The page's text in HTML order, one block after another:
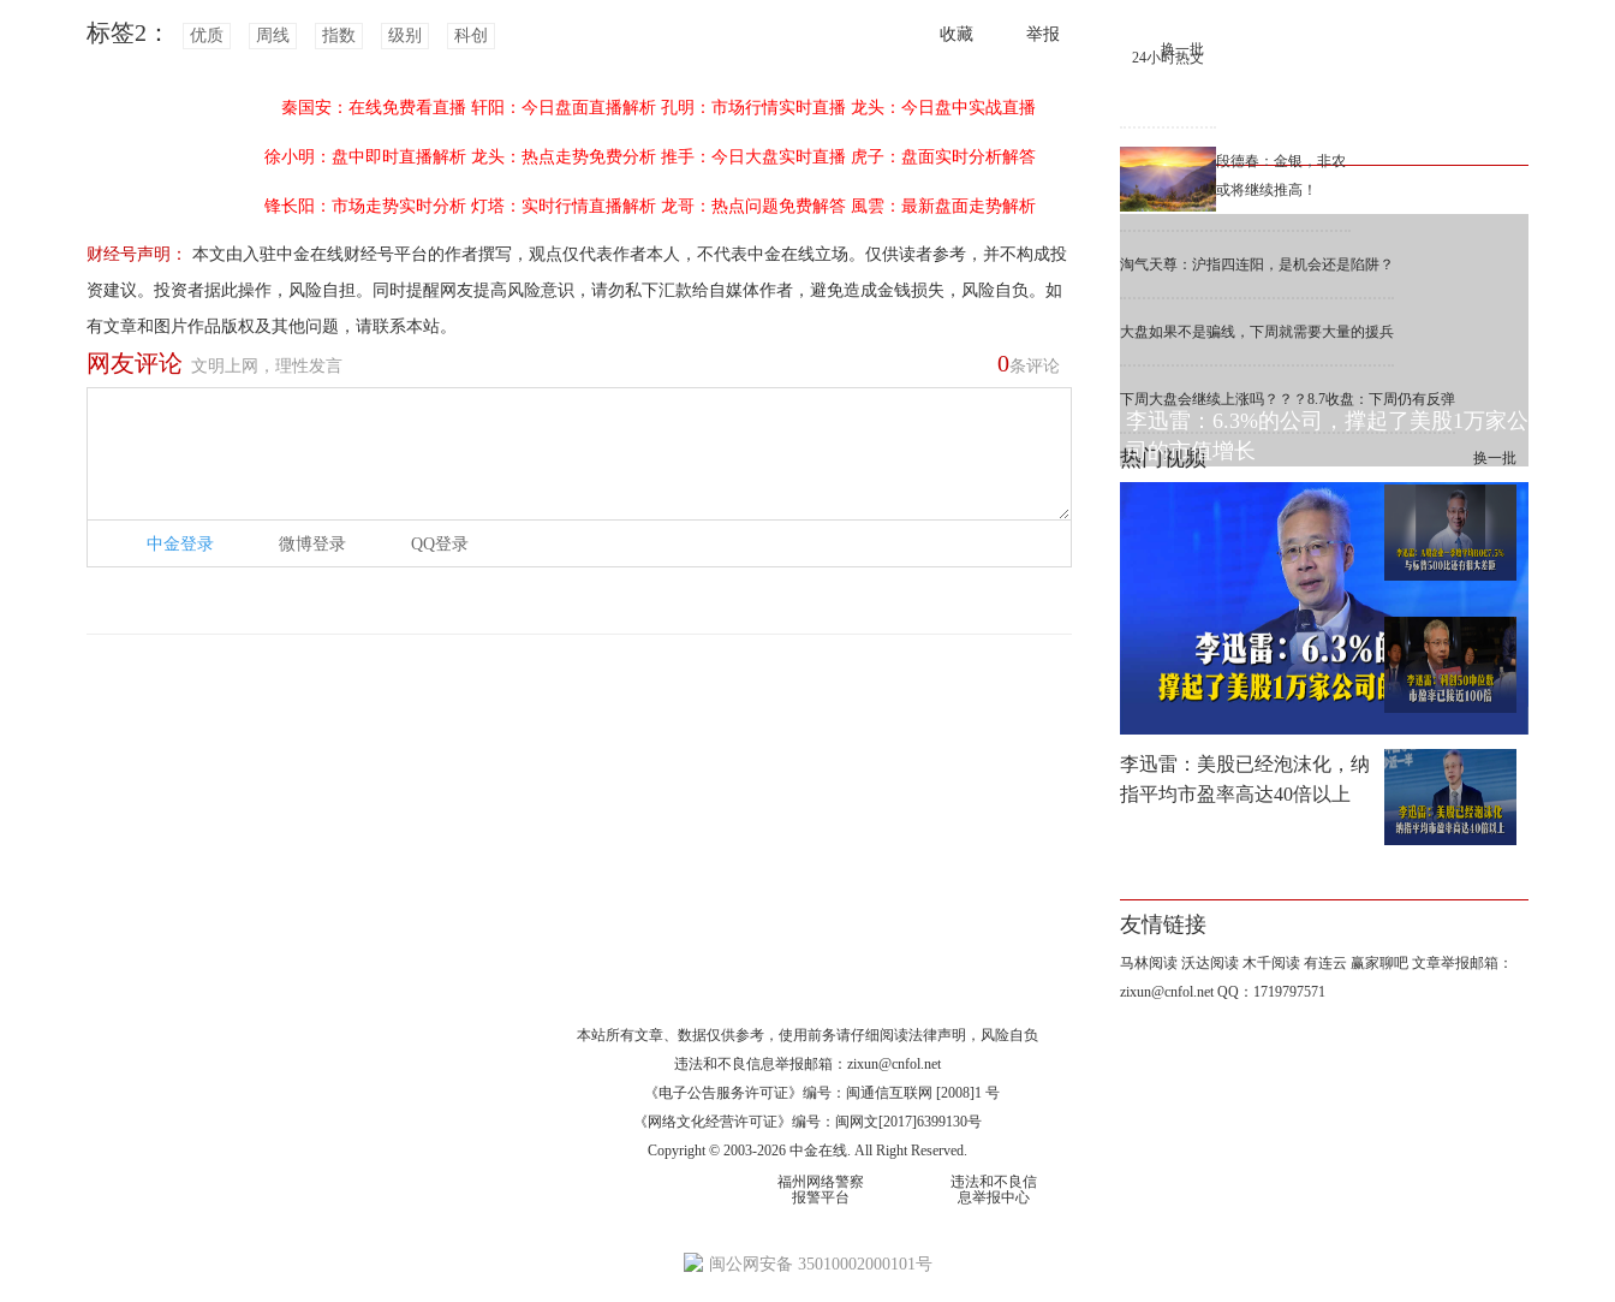
收藏 举报
标签2： 优质 周线 指数 级别 科创
秦国安：在线免费看直播 轩阳：今日盘面直播解析 孔明：市场行情实时直播 龙头：今日盘中实战直播
徐小明：盘中即时直播解析 龙头：热点走势免费分析 推手：今日大盘实时直播 虎子：盘面实时分析解答
锋长阳：市场走势实时分析 灯塔：实时行情直播解析 龙哥：热点问题免费解答 風雲：最新盘面走势解析
财经号声明：
本文由入驻中金在线财经号平台的作者撰写，观点仅代表作者本人，不代表中金在线立场。仅供读者参考，并不构成投
资建议。投资者据此操作，风险自担。同时提醒网友提高风险意识，请勿私下汇款给自媒体作者，避免造成金钱损失，风险自负。如
有文章和图片作品版权及其他问题，请联系本站。
0条评论
网友评论 文明上网，理性发言
中金登录 微博登录 QQ登录
24小时热文
换一批
段德春：金银，非农
或将继续推高！
淘气天尊：沪指四连阳，是机会还是陷阱？
大盘如果不是骗线，下周就需要大量的援兵
下周大盘会继续上涨吗？？？ 8.7收盘：下周仍有反弹
热门视频 换一批
李迅雷：6.3%的公司，撑起了美股1万家公
司的市值增长
李迅雷：A股一季度平均ROE
为7.5%，远低于标普500
李迅雷：科创50中位数市盈率
已接近100倍
李迅雷：美股已经泡沫化，纳
指平均市盈率高达40倍以上
友情链接
马林阅读 沃达阅读 木千阅读 有连云 赢家聊吧 文章举报邮箱：
zixun@cnfol.net QQ：1719797571
本站所有文章、数据仅供参考，使用前务请仔细阅读法律声明 ，风险自负
违法和不良信息举报邮箱： zixun@cnfol.net
《电子公告服务许可证》编号：闽通信互联网 [2008]1 号
《网络文化经营许可证》编号：闽网文[2017]6399130号
Copyright © 2003-2026 中金在线. All Right Reserved.
福州网络警察
报警平台
违法和不良信
息举报中心
闽公网安备 35010002000101号